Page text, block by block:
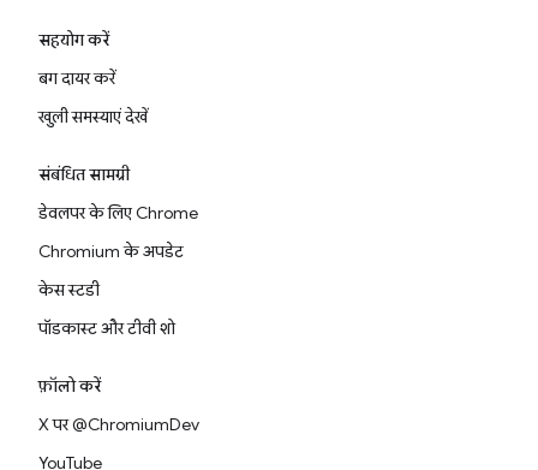
सहयोग करें
बग दायर करें
खुली समस्याएं देखें
संबंधित सामग्री
डेवलपर के लिए Chrome
Chromium के अपडेट
केस स्टडी
पॉडकास्ट और टीवी शो
फ़ॉलो करें
X पर @ChromiumDev
YouTube